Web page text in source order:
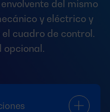
del mismo
y eléctrico y
cuadro de control.
opcional.